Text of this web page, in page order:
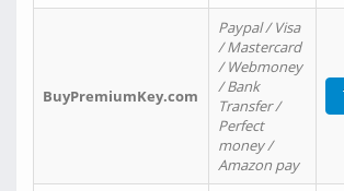
BuyPremiumKey.com
Paypal / Visa
/ Mastercard
/ Webmoney
/ Bank
Transfer /
Perfect
money /
Amazon pay